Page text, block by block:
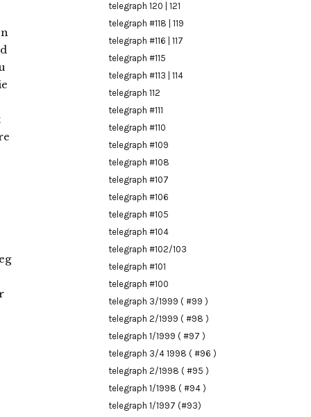
telegraph 120 | 121
telegraph #118 | 119
telegraph #116 | 117
telegraph #115
telegraph #113 | 114
telegraph 112
telegraph #111
telegraph #110
telegraph #109
telegraph #108
telegraph #107
telegraph #106
telegraph #105
telegraph #104
telegraph #102/103
telegraph #101
telegraph #100
telegraph 3/1999 ( #99 )
telegraph 2/1999 ( #98 )
telegraph 1/1999 ( #97 )
telegraph 3/4 1998 ( #96 )
telegraph 2/1998 ( #95 )
telegraph 1/1998 ( #94 )
telegraph 1/1997 (#93)